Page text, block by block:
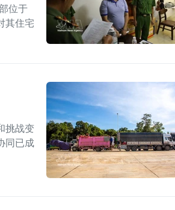
位于
其住宅
挑战变
同已成